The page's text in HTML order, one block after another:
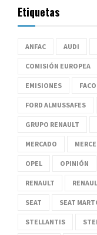
Etiquetas
ANFAC AUDI
COMISIÓN EUROPEA
EMISIONES
FORD ALMUSSAFES
GRUPO RENAULT
MERCADO
OPEL OPINIÓN
RENAULT
SEAT SEAT
STELLANTIS